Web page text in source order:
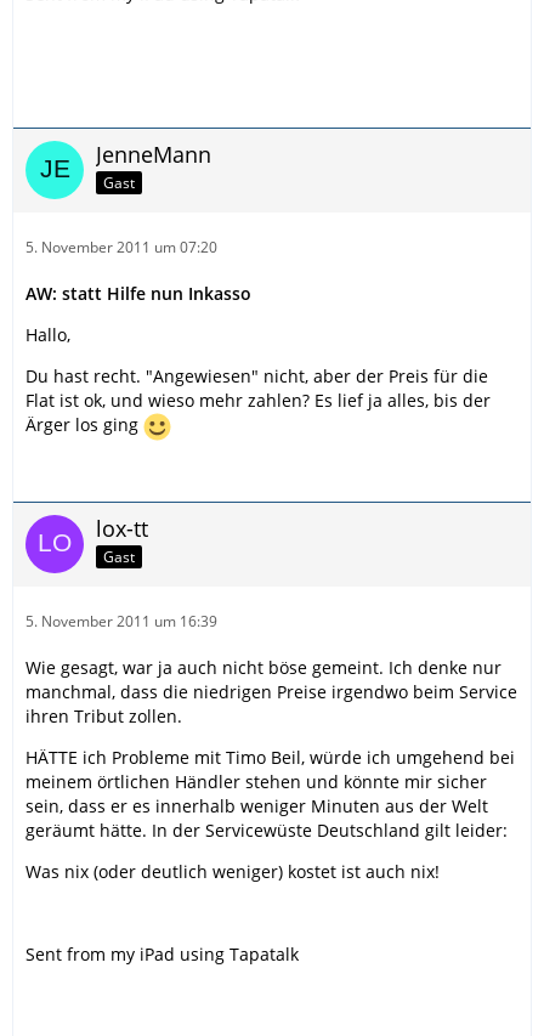
JenneMann
Gast
5. November 2011 um 07:20
AW: statt Hilfe nun Inkasso
Hallo,
Du hast recht. "Angewiesen" nicht, aber der Preis für die
Flat ist ok, und wieso mehr zahlen? Es lief ja alles, bis der
Ärger los ging
lox-tt
Gast
5. November 2011 um 16:39
Wie gesagt, war ja auch nicht böse gemeint. Ich denke nur
manchmal, dass die niedrigen Preise irgendwo beim Service
ihren Tribut zollen.
HÄTTE ich Probleme mit Timo Beil, würde ich umgehend bei
meinem örtlichen Händler stehen und könnte mir sicher
sein, dass er es innerhalb weniger Minuten aus der Welt
geräumt hätte. In der Servicewüste Deutschland gilt leider:
Was nix (oder deutlich weniger) kostet ist auch nix!
Sent from my iPad using Tapatalk